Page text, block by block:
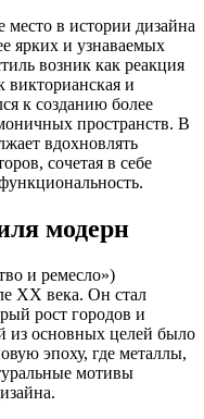
место в истории дизайна
ярких и узнаваемых
возник как реакция
викторианская и
к созданию более
пространств. В
вдохновлять
сочетая в себе
модерн
и ремесло»)
XX века. Он стал
рост городов и
из основных целей было
эпоху, где металлы,
мотивы